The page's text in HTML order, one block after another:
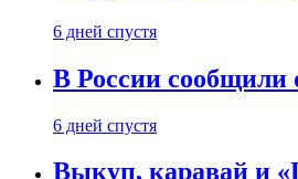
6 дней спустя
В России сообщили
6 дней спустя
Выкуп, каравай и